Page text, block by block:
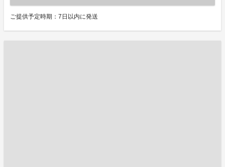
ご提供予定時期：7日以内に発送